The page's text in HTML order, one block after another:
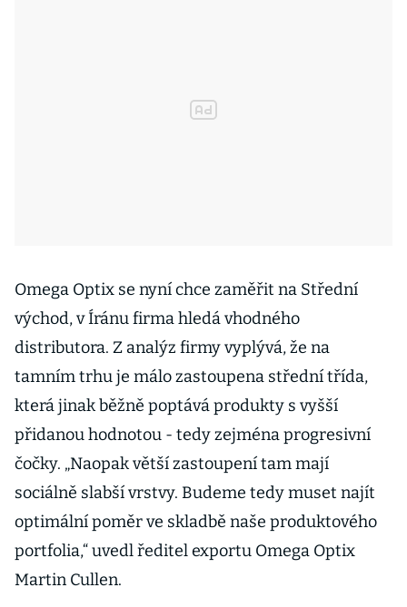
Omega Optix se nyní chce zaměřit na Střední
východ, v Íránu firma hledá vhodného
distributora. Z analýz firmy vyplývá, že na
tamním trhu je málo zastoupena střední třída,
která jinak běžně poptává produkty s vyšší
přidanou hodnotou - tedy zejména progresivní
čočky. „Naopak větší zastoupení tam mají
sociálně slabší vrstvy. Budeme tedy muset najít
optimální poměr ve skladbě naše produktového
portfolia,“ uvedl ředitel exportu Omega Optix
Martin Cullen.